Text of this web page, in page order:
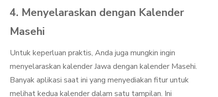
4. Menyelaraskan dengan Kalender
Masehi
Untuk keperluan praktis, Anda juga mungkin ingin
menyelaraskan kalender Jawa dengan kalender Masehi.
Banyak aplikasi saat ini yang menyediakan fitur untuk
melihat kedua kalender dalam satu tampilan. Ini